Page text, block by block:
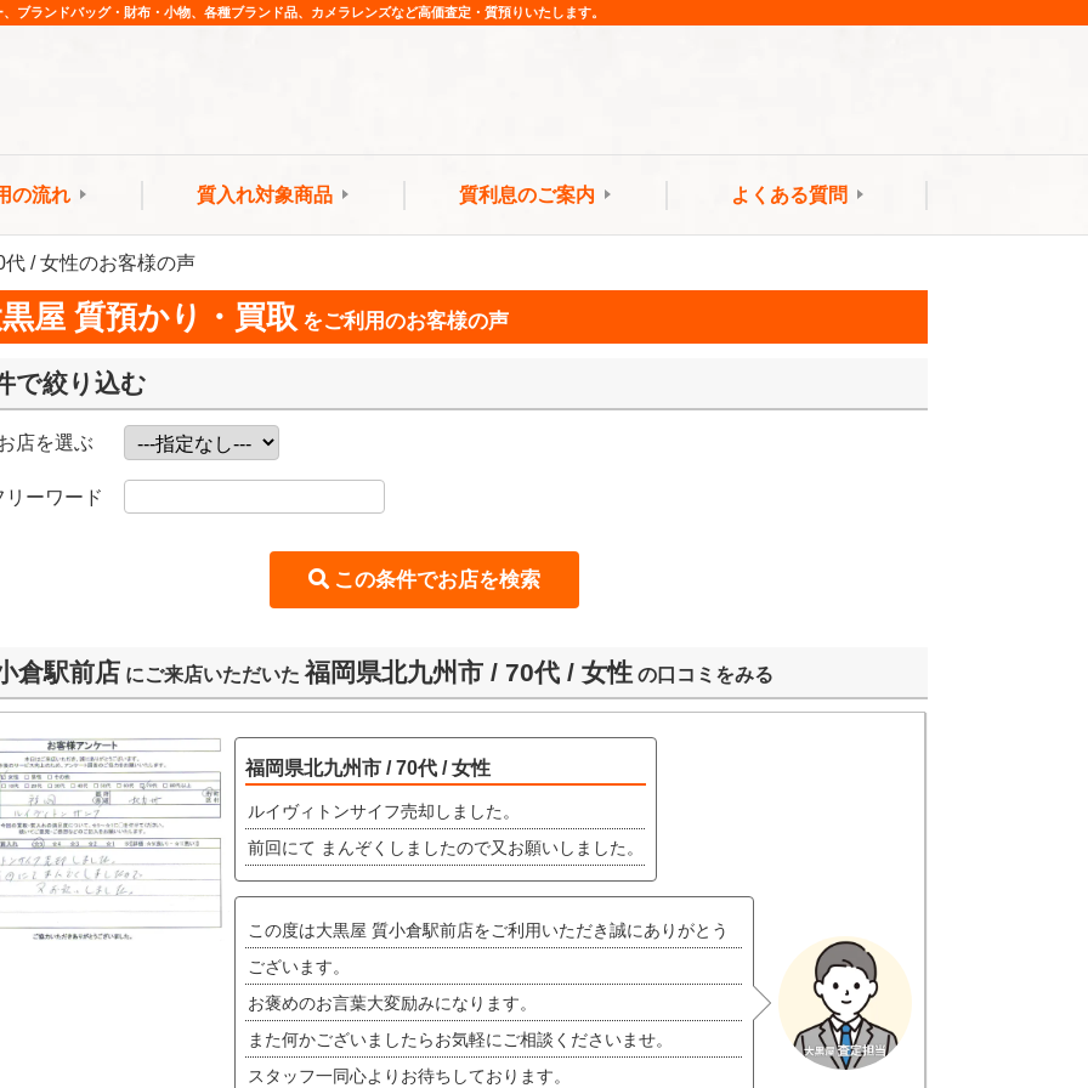
ブランドバッグ・財布・小物、各種ブランド品、カメラレンズなど高価査定・質預りいたします。
の流れ 質入れ対象商品 質利息のご案内 よくある質問
/ 女性のお客様の声
屋 質預かり・買取 をご利用のお客様の声
で絞り込む
店を選ぶ
リーワード
倉駅前店 にご来店いただいた 福岡県北九州市 / 70代 / 女性 の口コミをみる
福岡県北九州市 / 70代 / 女性
ルイヴィトンサイフ売却しました。
前回にて まんぞくしましたので又お願いしました。
この度は大黒屋 質小倉駅前店をご利用いただき誠にありがとう
ございます。
お褒めのお言葉大変励みになります。
また何かございましたらお気軽にご相談くださいませ。
スタッフ一同心よりお待ちしております。